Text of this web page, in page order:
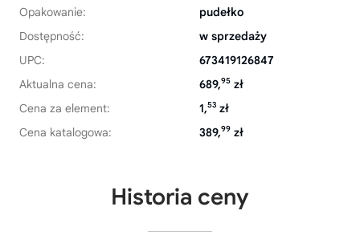
Opakowanie:
pudełko
Dostępność:
w sprzedaży
UPC:
673419126847
Aktualna cena:
689,95 zł
Cena za element:
1,53 zł
Cena katalogowa:
389,99 zł
Historia ceny